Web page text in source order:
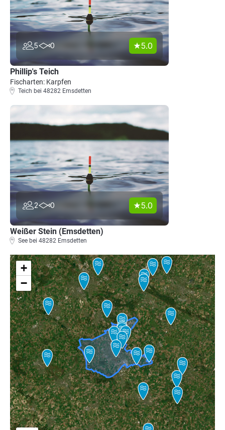
5 0 5.0
Phillip's Teich
Fischarten: Karpfen
Teich bei 48282 Emsdetten
2 0 5.0
Weißer Stein (Emsdetten)
See bei 48282 Emsdetten
+
−